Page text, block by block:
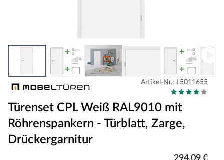
Artikel-Nr.: L5011655
Türenset CPL Weiß RAL9010 mit
Röhrenspankern - Türblatt, Zarge,
Drückergarnitur